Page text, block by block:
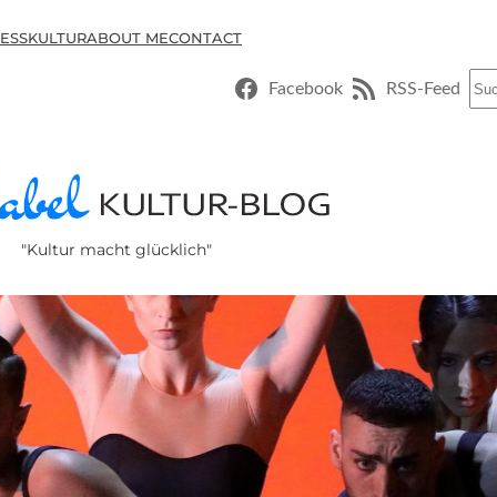
ESSKULTURABOUT MECONTACT
Facebook RSS-Feed
"Kultur macht glücklich"